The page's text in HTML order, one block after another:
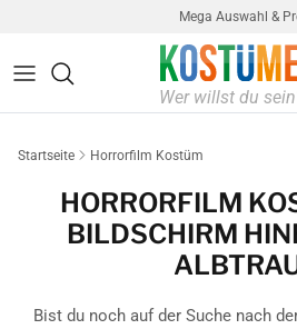
Mega Auswahl &
Startseite Horrorfilm Kostüm
HORRORFILM
BILDSCHIRM
Bist du noch auf der Suche nach